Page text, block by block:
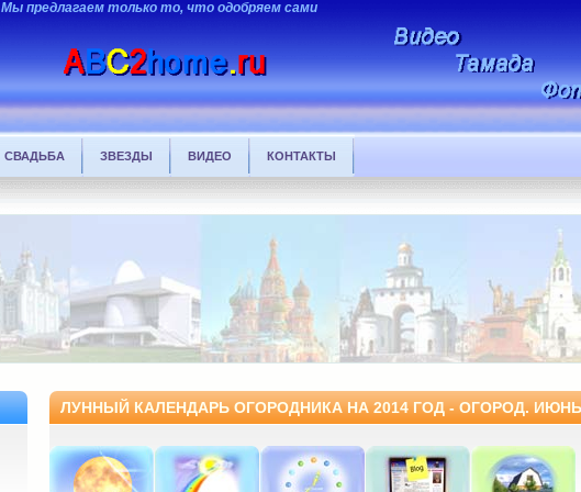
Мы предлагаем только то, что одобряем сами
СВАДЬБА ЗВЕЗДЫ ВИДЕО КОНТАКТЫ
ЛУННЫЙ КАЛЕНДАРЬ ОГОРОДНИКА НА 2014 ГОД - ОГОРОД.